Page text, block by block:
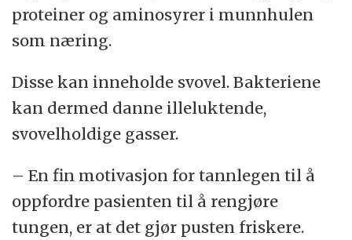
proteiner og aminosyrer i munnhulen
som næring.
Disse kan inneholde svovel. Bakteriene
kan dermed danne illeluktende,
svovelholdige gasser.
– En fin motivasjon for tannlegen til å
oppfordre pasienten til å rengjøre
tungen, er at det gjør pusten friskere.